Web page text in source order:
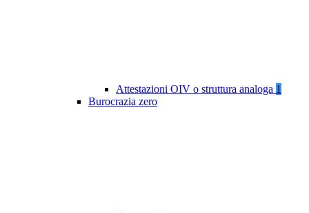
Attestazioni OIV o struttura analoga 1
Burocrazia zero